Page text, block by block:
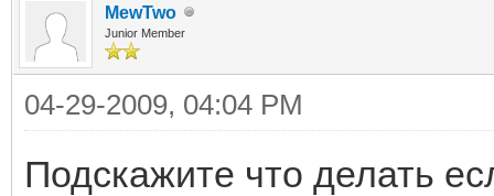
MewTwo
Junior Member
04-29-2009, 04:04 PM
Подскажите что делать